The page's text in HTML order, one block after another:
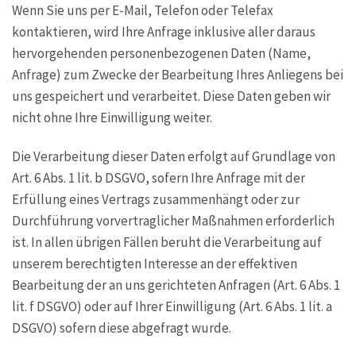
Wenn Sie uns per E-Mail, Telefon oder Telefax
kontaktieren, wird Ihre Anfrage inklusive aller daraus
hervorgehenden personenbezogenen Daten (Name,
Anfrage) zum Zwecke der Bearbeitung Ihres Anliegens bei
uns gespeichert und verarbeitet. Diese Daten geben wir
nicht ohne Ihre Einwilligung weiter.
Die Verarbeitung dieser Daten erfolgt auf Grundlage von
Art. 6 Abs. 1 lit. b DSGVO, sofern Ihre Anfrage mit der
Erfüllung eines Vertrags zusammenhängt oder zur
Durchführung vorvertraglicher Maßnahmen erforderlich
ist. In allen übrigen Fällen beruht die Verarbeitung auf
unserem berechtigten Interesse an der effektiven
Bearbeitung der an uns gerichteten Anfragen (Art. 6 Abs. 1
lit. f DSGVO) oder auf Ihrer Einwilligung (Art. 6 Abs. 1 lit. a
DSGVO) sofern diese abgefragt wurde.